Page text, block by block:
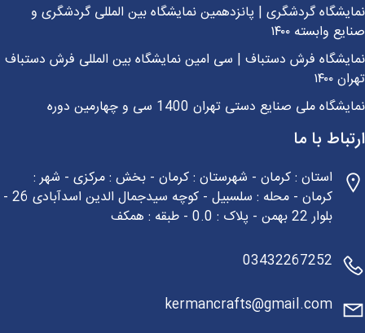
گردشگری | پانزدهمین نمایشگاه بین المللی گردشگری و
وابسته ۱۴۰۰
فرش دستباف | سی امین نمایشگاه بین المللی فرش دستباف
۱۴۰۰
ملی صنایع دستی تهران 1400 سی و چهارمین دوره
با ما
استان : کرمان - شهرستان : کرمان - بخش : مرکزی - شهر :
کرمان - محله : سلسبیل - کوچه سیدجمال الدین اسدآبادی 26 -
بلوار 22 بهمن - پلاک : 0.0 - طبقه : همکف
03432267252
kermancrafts@gmail.com